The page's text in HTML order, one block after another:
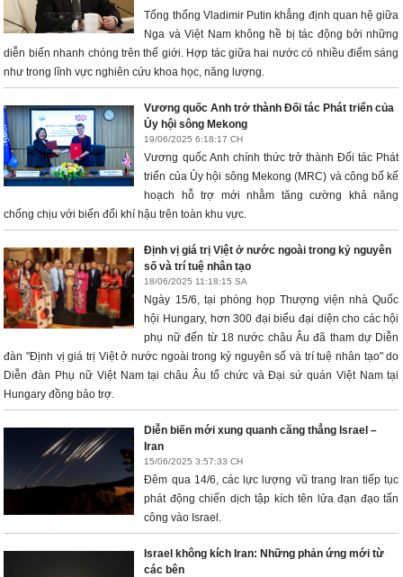
Tổng thống Vladimir Putin khẳng định quan hệ giữa
Nga và Việt Nam không hề bị tác động bởi những
diễn biến nhanh chóng trên thế giới. Hợp tác giữa hai nước có nhiều điểm sáng
như trong lĩnh vực nghiên cứu khoa học, năng lượng.
Vương quốc Anh trở thành Đối tác Phát triển của
Ủy hội sông Mekong
19/06/2025 6:18:17 CH
Vương quốc Anh chính thức trở thành Đối tác Phát
triển của Ủy hội sông Mekong (MRC) và công bố kế
hoạch hỗ trợ mới nhằm tăng cường khả năng
chống chịu với biến đổi khí hậu trên toàn khu vực.
Định vị giá trị Việt ở nước ngoài trong kỷ nguyên
số và trí tuệ nhân tạo
18/06/2025 11:18:15 SA
Ngày 15/6, tại phòng họp Thượng viện nhà Quốc
hội Hungary, hơn 300 đại biểu đại diện cho các hội
phụ nữ đến từ 18 nước châu Âu đã tham dự Diễn
đàn "Định vị giá trị Việt ở nước ngoài trong kỷ nguyên số và trí tuệ nhân tạo" do
Diễn đàn Phụ nữ Việt Nam tại châu Âu tổ chức và Đại sứ quán Việt Nam tại
Hungary đồng bảo trợ.
Diễn biến mới xung quanh căng thẳng Israel –
Iran
15/06/2025 3:57:33 CH
Đêm qua 14/6, các lực lượng vũ trang Iran tiếp tục
phát động chiến dịch tập kích tên lửa đạn đạo tấn
công vào Israel.
Israel không kích Iran: Những phản ứng mới từ
các bên